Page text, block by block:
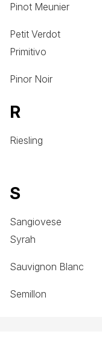
Pinot Meunier
Petit Verdot
Primitivo
Pinor Noir
R
Riesling
S
Sangiovese
Syrah
Sauvignon Blanc
Semillon